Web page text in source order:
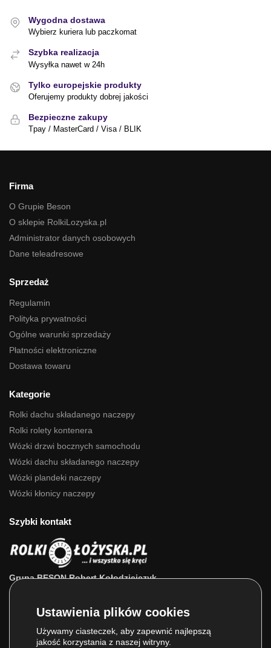
Wygodna dostawa
Wybierz kuriera lub paczkomat
Szybka realizacja
Wysyłka nawet w 24h
Tylko europejskie produkty
Oferujemy produkty dobrej jakości
Bezpieczne zakupy
Tpay / MasterCard / Visa / BLIK
Firma
O Grupie Beson
O sklepie RolkiLozyska.pl
Administrator danych osobowych
Dane teleadresowe
Sprzedaż
Regulamin
Polityka prywatności
Ogólne warunki sprzedaży
Płatności elektroniczne
Dostawa towaru
Kategorie
Rolki dachu składanego naczepy
Rolki rolety kontenera
Wózki drzwi bocznych samochodu
Wózki dachu składanego naczepy
Wózki plandeki naczepy
Wózki kłonicy naczepy
Szybki kontakt
Grupa BESON Robert Kołodziejczyk
ul. Powstańców Wlkp. 63a
E-mail:sklep@rolkilozyska.pl
Używamy ciasteczek, aby zapewnić najlepszą
jakość korzystania z naszej witryny.